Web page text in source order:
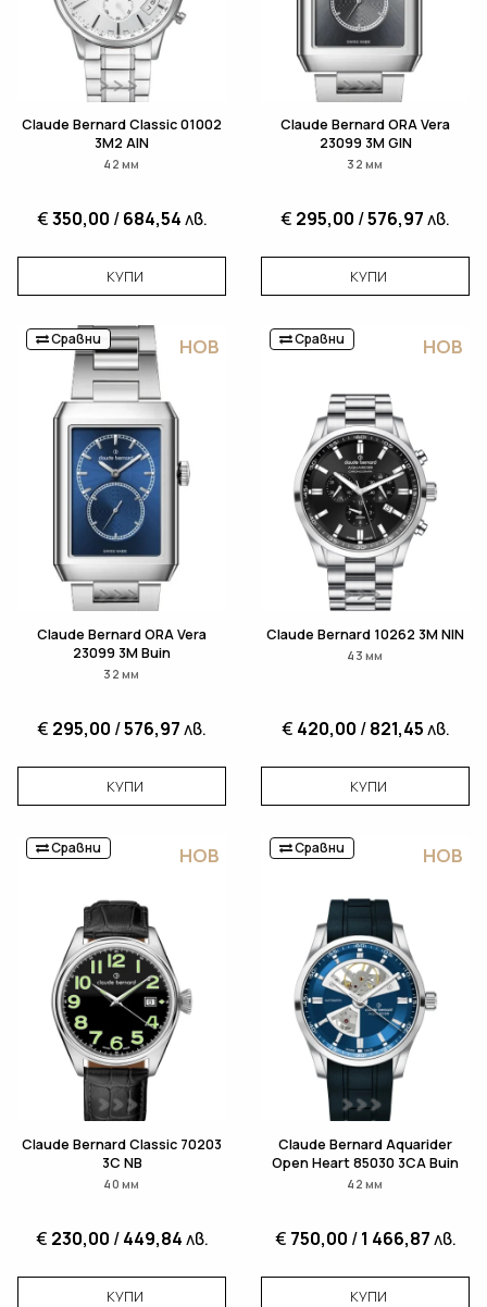
Claude Bernard Classic 01002
3M2 AIN
42 мм
€350,00 /684,54лв.
КУПИ
Claude Bernard ORA Vera
23099 3M GIN
32 мм
€ 295,00 /576,97лв.
КУПИ
Сравни НОВ
Claude Bernard ORA Vera
23099 3M Buin
32 мм
€ 295,00 /576,97лв.
КУПИ
Сравни НОВ
Claude Bernard 10262 3M NIN
43 мм
€ 420,00 /821,45лв.
КУПИ
Сравни НОВ
Claude Bernard Classic 70203
3C NB
40 мм
€ 230,00 /449,84лв.
КУПИ
Сравни НОВ
Claude Bernard Aquarider
Open Heart 85030 3CA Buin
42 мм
€ 750,00 /1 466,87лв.
КУПИ